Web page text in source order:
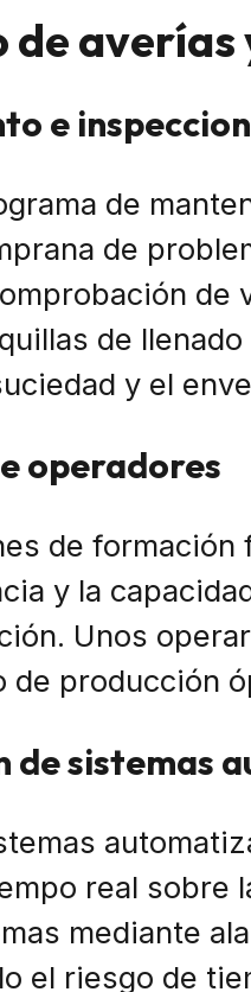
de
e
de
de
de
de
y el
operadores
de
y la
Unos
de producción
de sistemas
real sobre
mediante
el riesgo de